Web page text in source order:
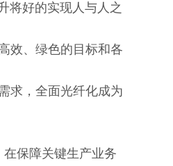
将好的实现人与人之
效、绿色的目标和各
求，全面光纤化成为
保障关键生产业务